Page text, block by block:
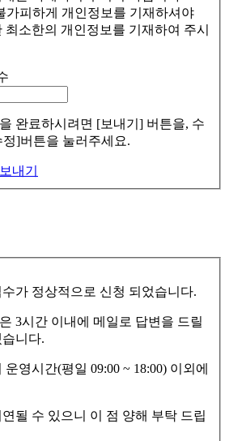
가피하게 개인정보를 기재하셔야
최소한의 개인정보를 기재하여 주시
완료하시려면 [보내기] 버튼을, 수
]버튼을 눌러주세요.
보내기
가 정상적으로 신청 되었습니다.
3시간 이내에 메일로 답변을 드릴
니다.
영시간(평일 09:00 ~ 18:00) 이외에
될 수 있으니 이 점 양해 부탁 드립